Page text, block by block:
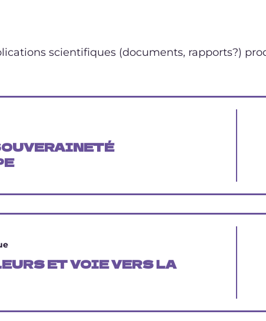
scientifiques (documents, rapports?)
ET VOIE VERS LA